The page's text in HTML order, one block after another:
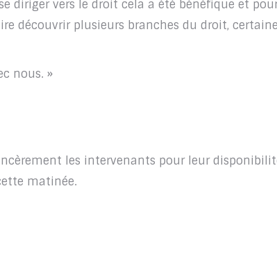
diriger vers le droit cela a été bénéfique et
découvrir plusieurs branches du droit,
nous. »
les intervenants pour leur
matinée.